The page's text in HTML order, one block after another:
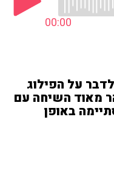
00:00
על הפילוג
מאוד השיחה עם
באופן